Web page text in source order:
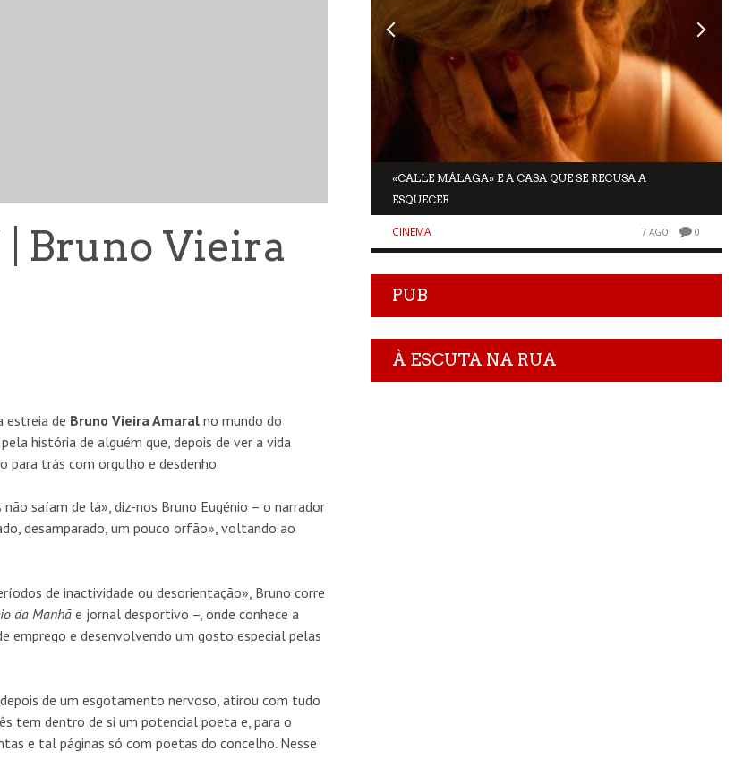
| Bruno Vieira
estreia de Bruno Vieira Amaral no mundo do
história de alguém que, depois de ver a vida
para trás com orgulho e desdenho.
saíam de lá», diz-nos Bruno Eugénio – o narrador
desamparado, um pouco orfão», voltando ao
de inactividade ou desorientação», Bruno corre
da Manhã e jornal desportivo –, onde conhece a
emprego e desenvolvendo um gosto especial pelas
de um esgotamento nervoso, atirou com tudo
tem dentro de si um potencial poeta e, para o
e tal páginas só com poetas do concelho. Nesse
«CALLE MÁLAGA» E A CASA QUE SE RECUSA A
ESQUECER
CINEMA 7 AGO 0
ARTES
PUB
À ESCUTA NA RUA